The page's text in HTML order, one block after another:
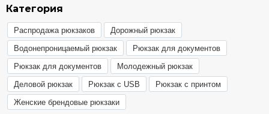
Купить Рюкзаки Дошкольный можно онлайн на
сайте. Также доступен заказ по номеру телефона 8
(800) 511-35-52 или в одном из 15 наших магазинов.
Наши постоянные покупатели по достоинству
оценили товары категории Рюкзаки Дошкольный,
они оставили более 1748 отзывов, с которыми вы
можете ознакомиться в товарах или разделе
«Отзывы».
Категория
Распродажа рюкзаков
Дорожный рюкзак
Водонепроницаемый рюкзак
Рюкзак для документов
Рюкзак для документов
Молодежный рюкзак
Деловой рюкзак
Рюкзак с USB
Рюкзак с принтом
Женские брендовые рюкзаки